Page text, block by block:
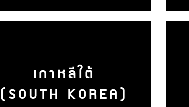
เกาหลีใต้
(SOUTH KOREA)